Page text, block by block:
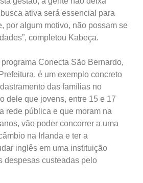
ativa será essencial para
por algum motivo, não possam se
completou Kabeça.
programa Conecta São Bernardo,
é um exemplo concreto
das famílias no
dele que jovens, entre 15 e 17
rede pública e que moram na
vão poder concorrer a uma
na Irlanda e ter a
inglês em uma instituição
despesas custeadas pelo